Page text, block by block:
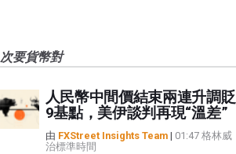
次要貨幣對
人民幣中間價結束兩連升調貶
9基點，美伊談判再現“溫差”
由 FXStreet Insights Team| 01:47 格林威
治標準時間